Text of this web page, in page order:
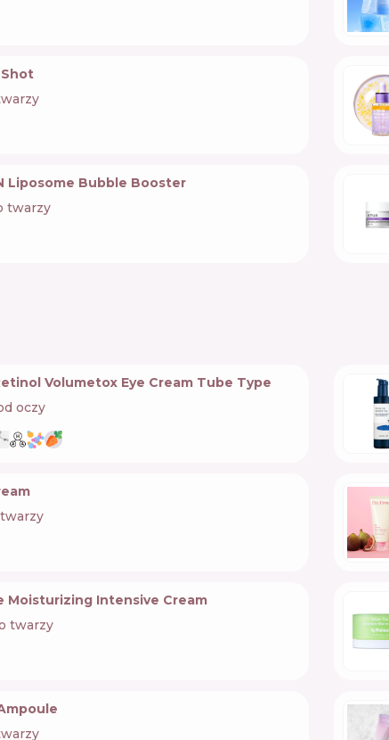
Liposome Bubble Booster
twarzy
Volumetox Eye Cream Tube Type
oczy
Moisturizing Intensive Cream
twarzy